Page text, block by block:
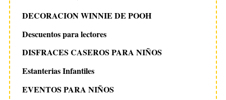
DECORACION WINNIE DE POOH
Descuentos para lectores
DISFRACES CASEROS PARA NIÑOS
Estanterias Infantiles
EVENTOS PARA NIÑOS